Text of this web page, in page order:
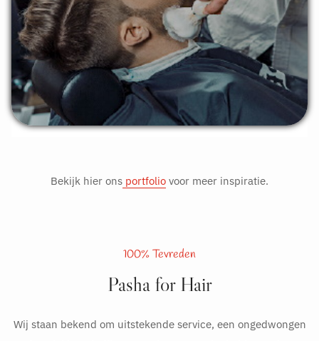
Bekijk hier ons portfolio voor meer inspiratie.
100% Tevreden
Pasha for Hair
Wij staan bekend om uitstekende service, een ongedwongen